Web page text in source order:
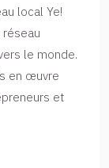
local Ye!
réseau
le monde.
en œuvre
et